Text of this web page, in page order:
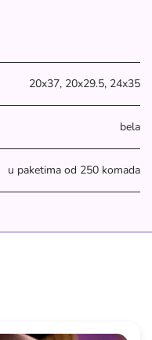
20x37, 20x29.5, 24x35
bela
u paketima od 250 komada